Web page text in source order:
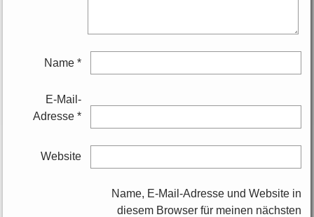
Name*
E-Mail-
Adresse*
Website
Name, E-Mail-Adresse und Website in
diesem Browser für meinen nächsten